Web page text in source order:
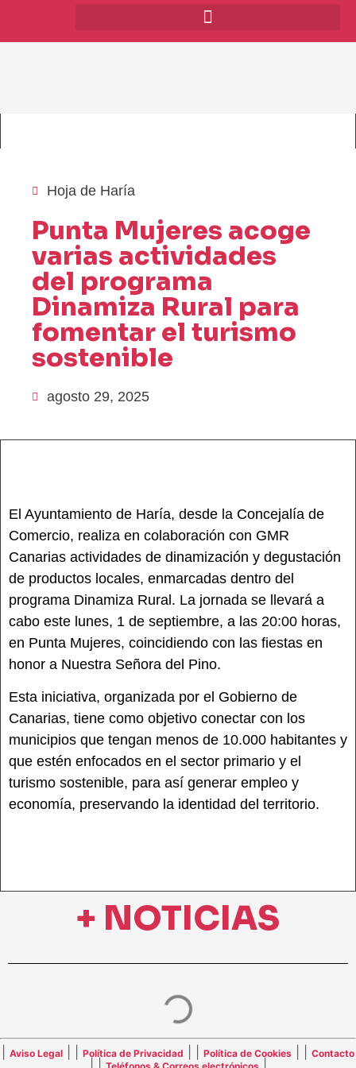
Hoja de Haría
Punta Mujeres acoge
varias actividades
del programa
Dinamiza Rural para
fomentar el turismo
sostenible
agosto 29, 2025
El Ayuntamiento de Haría, desde la Concejalía de
Comercio, realiza en colaboración con GMR
Canarias actividades de dinamización y degustación
de productos locales, enmarcadas dentro del
programa Dinamiza Rural. La jornada se llevará a
cabo este lunes, 1 de septiembre, a las 20:00 horas,
en Punta Mujeres, coincidiendo con las fiestas en
honor a Nuestra Señora del Pino.
Esta iniciativa, organizada por el Gobierno de
Canarias, tiene como objetivo conectar con los
municipios que tengan menos de 10.000 habitantes y
que estén enfocados en el sector primario y el
turismo sostenible, para así generar empleo y
economía, preservando la identidad del territorio.
+ NOTICIAS
Aviso Legal Política de Privacidad Política de Cookies Contacto
|